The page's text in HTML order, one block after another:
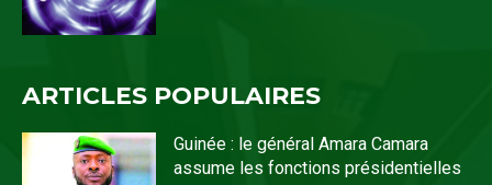
ARTICLES POPULAIRES
Guinée : le général Amara Camara
assume les fonctions présidentielles